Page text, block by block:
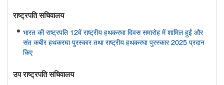
राष्ट्रपति सचिवालय
भारत की राष्ट्रपति 12वें राष्ट्रीय हथकरघा दिवस समारोह में शामिल हुईं और
संत कबीर हथकरघा पुरस्कार तथा राष्ट्रीय हथकरघा पुरस्कार 2025 प्रदान
किए
उप राष्ट्रपति सचिवालय